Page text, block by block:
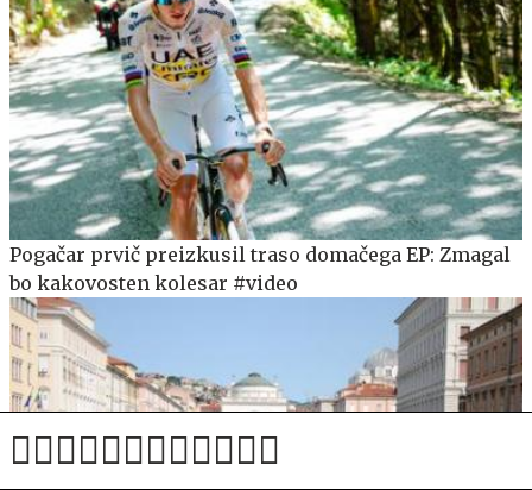
Pogačar prvič preizkusil traso domačega EP: Zmagal
bo kakovosten kolesar #video